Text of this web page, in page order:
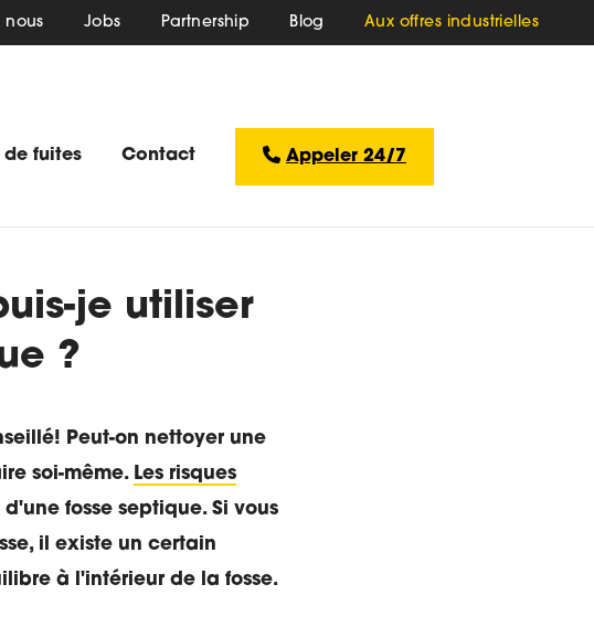
nous Jobs Partnership Blog Aux offres industrielles
de fuites Contact Appeler 24/7
je utiliser
?
Peut-on nettoyer une
soi-même. Les risques
fosse septique. Si vous
il existe un certain
à l'intérieur de la fosse.